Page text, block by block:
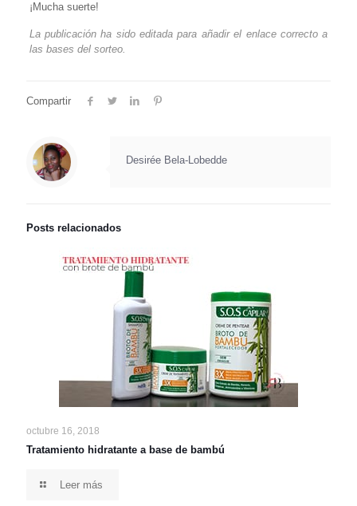
¡Mucha suerte!
La publicación ha sido editada para añadir el enlace correcto a
las bases del sorteo.
Compartir
Desirée Bela-Lobedde
Posts relacionados
octubre 16, 2018
Tratamiento hidratante a base de bambú
Leer más